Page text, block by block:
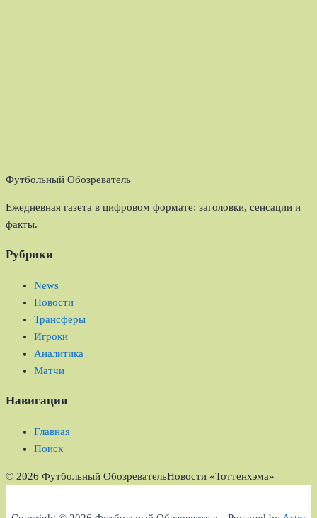
Футбольный Обозреватель
Ежедневная газета в цифровом формате: заголовки, сенсации и
факты.
Рубрики
News
Новости
Трансферы
Игроки
Аналитика
Матчи
Навигация
Главная
Поиск
© 2026 Футбольный ОбозревательНовости «Тоттенхэма»